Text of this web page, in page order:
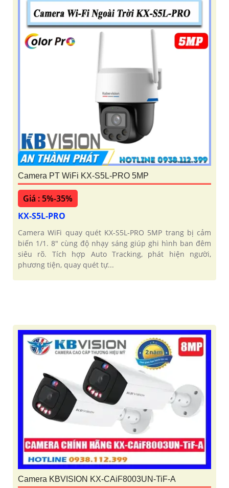
Camera PT WiFi KX-S5L-PRO 5MP
Giá : 5%-35%
KX-S5L-PRO
Camera WiFi quay quét KX-S5L-PRO 5MP trang bị cảm
biến 1/1. 8" cùng độ nhạy sáng giúp ghi hình ban đêm
siêu rõ. Tích hợp Auto Tracking, phát hiện người,
phương tiện, quay quét tự...
Camera KBVISION KX-CAiF8003UN-TiF-A